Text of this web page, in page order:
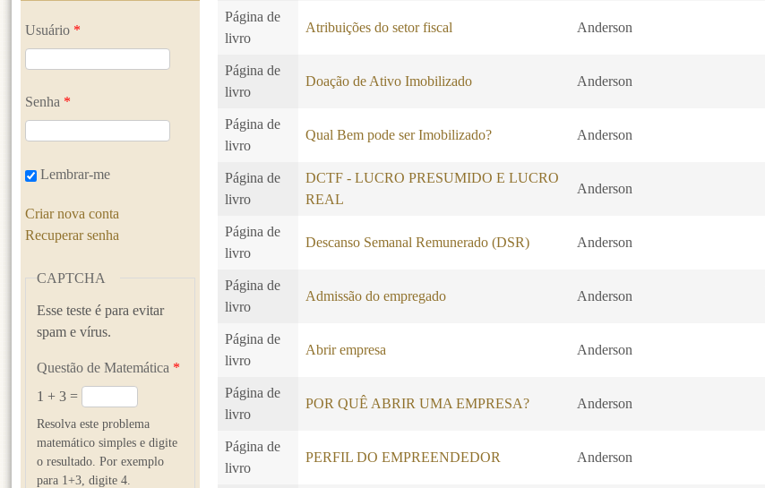
Página de
livro
Atribuições do setor fiscal Anderson
Página de
livro
Doação de Ativo Imobilizado Anderson
Página de
livro
Qual Bem pode ser Imobilizado? Anderson
Página de
livro
DCTF - LUCRO PRESUMIDO E LUCRO
REAL
Anderson
Página de
livro
Descanso Semanal Remunerado (DSR) Anderson
Página de
livro
Admissão do empregado Anderson
Página de
livro
Abrir empresa Anderson
Página de
livro
POR QUÊ ABRIR UMA EMPRESA? Anderson
Página de
livro
PERFIL DO EMPREENDEDOR Anderson
Usuário *
Senha *
Lembrar-me
Criar nova conta
Recuperar senha
CAPTCHA
Esse teste é para evitar
spam e vírus.
Questão de Matemática *
1 + 3 =
Resolva este problema
matemático simples e digite
o resultado. Por exemplo
para 1+3, digite 4.